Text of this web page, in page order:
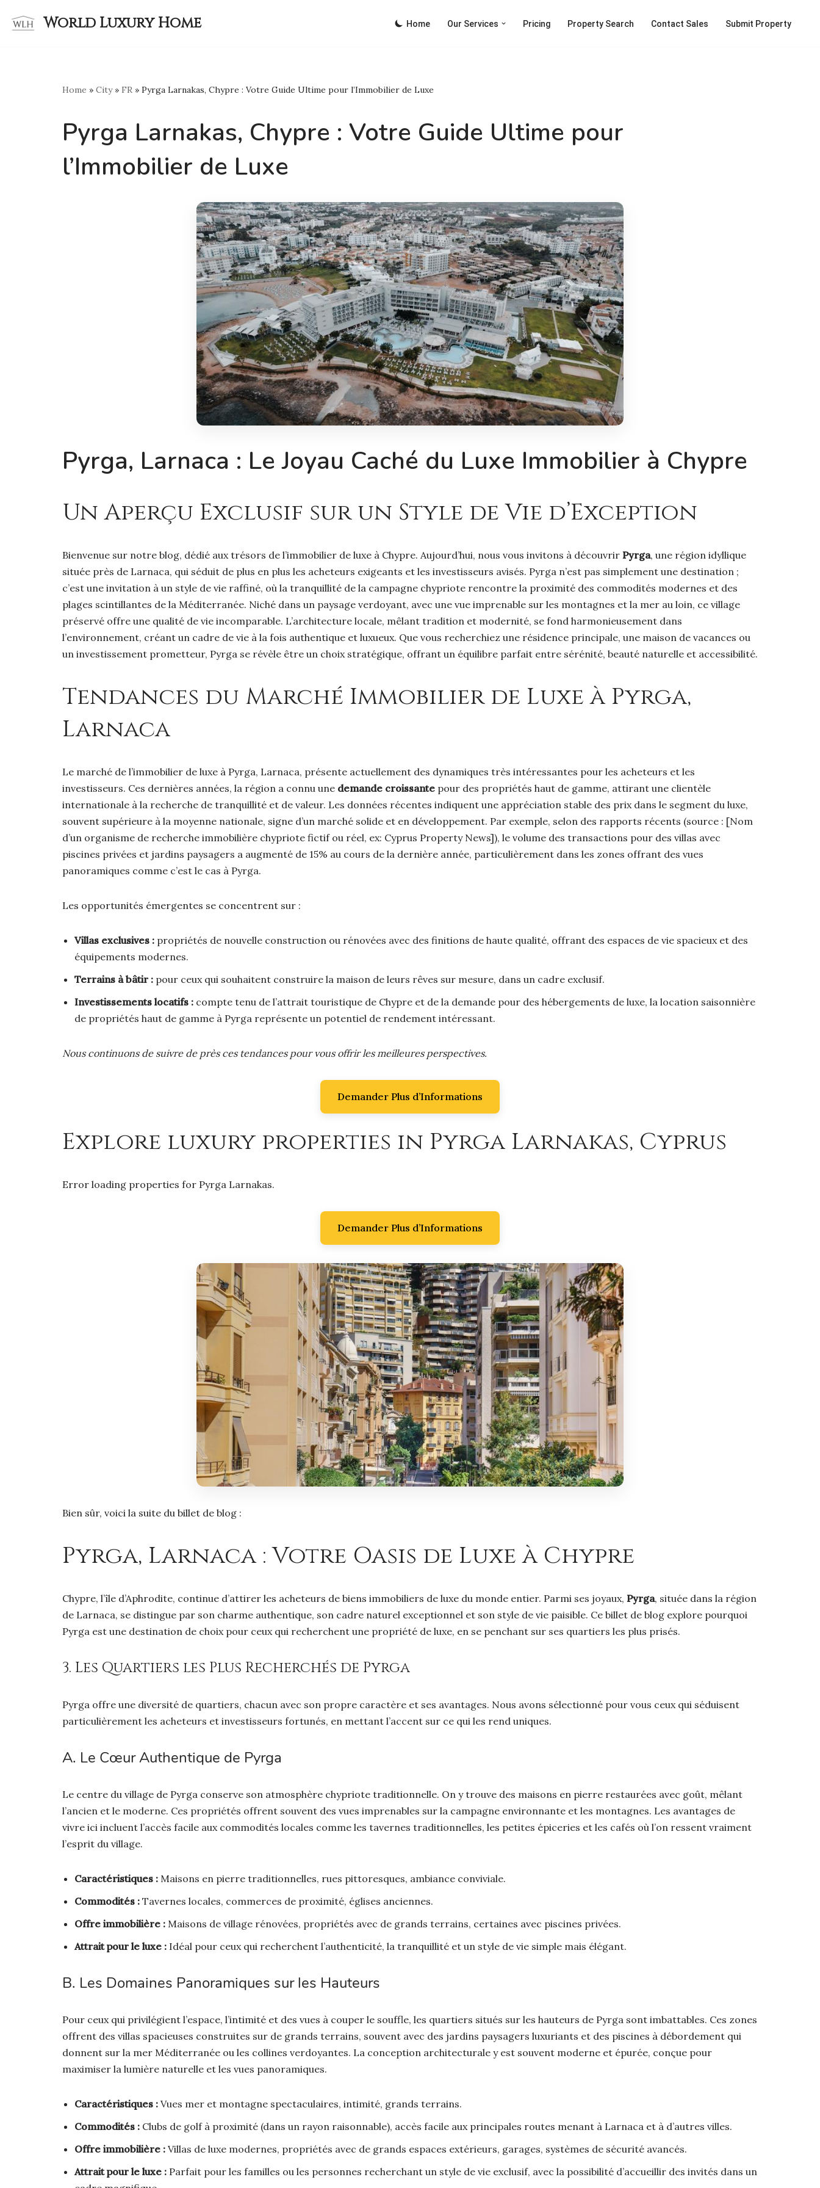
Skip
World Luxury Home Home Our Services Pricing Property Search Contact Sales Submit Property
Home » City» FR » Pyrga Larnakas, Chypre : Votre Guide Ultime pour l’Immobilier de Luxe
Pyrga Larnakas, Chypre : Votre Guide Ultime pour
l’Immobilier de Luxe
Pyrga, Larnaca : Le Joyau Caché du Luxe Immobilier à Chypre
Un Aperçu Exclusif sur un Style de Vie d’Exception
Bienvenue sur notre blog, dédié aux trésors de l’immobilier de luxe à Chypre. Aujourd’hui, nous vous invitons à découvrir Pyrga, une région idyllique
située près de Larnaca, qui séduit de plus en plus les acheteurs exigeants et les investisseurs avisés. Pyrga n’est pas simplement une destination ;
c’est une invitation à un style de vie raffiné, où la tranquillité de la campagne chypriote rencontre la proximité des commodités modernes et des
plages scintillantes de la Méditerranée. Niché dans un paysage verdoyant, avec une vue imprenable sur les montagnes et la mer au loin, ce village
préservé offre une qualité de vie incomparable. L’architecture locale, mêlant tradition et modernité, se fond harmonieusement dans
l’environnement, créant un cadre de vie à la fois authentique et luxueux. Que vous recherchiez une résidence principale, une maison de vacances ou
un investissement prometteur, Pyrga se révèle être un choix stratégique, offrant un équilibre parfait entre sérénité, beauté naturelle et accessibilité.
Tendances du Marché Immobilier de Luxe à Pyrga,
Larnaca
Le marché de l’immobilier de luxe à Pyrga, Larnaca, présente actuellement des dynamiques très intéressantes pour les acheteurs et les
investisseurs. Ces dernières années, la région a connu une demande croissante pour des propriétés haut de gamme, attirant une clientèle
internationale à la recherche de tranquillité et de valeur. Les données récentes indiquent une appréciation stable des prix dans le segment du luxe,
souvent supérieure à la moyenne nationale, signe d’un marché solide et en développement. Par exemple, selon des rapports récents (source : [Nom
d’un organisme de recherche immobilière chypriote fictif ou réel, ex: Cyprus Property News]), le volume des transactions pour des villas avec
piscines privées et jardins paysagers a augmenté de 15% au cours de la dernière année, particulièrement dans les zones offrant des vues
panoramiques comme c’est le cas à Pyrga.
Les opportunités émergentes se concentrent sur :
Villas exclusives : propriétés de nouvelle construction ou rénovées avec des finitions de haute qualité, offrant des espaces de vie spacieux et des
équipements modernes.
Terrains à bâtir : pour ceux qui souhaitent construire la maison de leurs rêves sur mesure, dans un cadre exclusif.
Investissements locatifs : compte tenu de l’attrait touristique de Chypre et de la demande pour des hébergements de luxe, la location saisonnière
de propriétés haut de gamme à Pyrga représente un potentiel de rendement intéressant.
Nous continuons de suivre de près ces tendances pour vous offrir les meilleures perspectives.
Demander Plus d’Informations
Explore luxury properties in Pyrga Larnakas, Cyprus
Error loading properties for Pyrga Larnakas.
Demander Plus d’Informations
Bien sûr, voici la suite du billet de blog :
Pyrga, Larnaca : Votre Oasis de Luxe à Chypre
Chypre, l’île d’Aphrodite, continue d’attirer les acheteurs de biens immobiliers de luxe du monde entier. Parmi ses joyaux, Pyrga, située dans la région
de Larnaca, se distingue par son charme authentique, son cadre naturel exceptionnel et son style de vie paisible. Ce billet de blog explore pourquoi
Pyrga est une destination de choix pour ceux qui recherchent une propriété de luxe, en se penchant sur ses quartiers les plus prisés.
3. Les Quartiers les Plus Recherchés de Pyrga
Pyrga offre une diversité de quartiers, chacun avec son propre caractère et ses avantages. Nous avons sélectionné pour vous ceux qui séduisent
particulièrement les acheteurs et investisseurs fortunés, en mettant l’accent sur ce qui les rend uniques.
A. Le Cœur Authentique de Pyrga
Le centre du village de Pyrga conserve son atmosphère chypriote traditionnelle. On y trouve des maisons en pierre restaurées avec goût, mêlant
l’ancien et le moderne. Ces propriétés offrent souvent des vues imprenables sur la campagne environnante et les montagnes. Les avantages de
vivre ici incluent l’accès facile aux commodités locales comme les tavernes traditionnelles, les petites épiceries et les cafés où l’on ressent vraiment
l’esprit du village.
Caractéristiques : Maisons en pierre traditionnelles, rues pittoresques, ambiance conviviale.
Commodités : Tavernes locales, commerces de proximité, églises anciennes.
Offre immobilière : Maisons de village rénovées, propriétés avec de grands terrains, certaines avec piscines privées.
Attrait pour le luxe : Idéal pour ceux qui recherchent l’authenticité, la tranquillité et un style de vie simple mais élégant.
B. Les Domaines Panoramiques sur les Hauteurs
Pour ceux qui privilégient l’espace, l’intimité et des vues à couper le souffle, les quartiers situés sur les hauteurs de Pyrga sont imbattables. Ces zones
offrent des villas spacieuses construites sur de grands terrains, souvent avec des jardins paysagers luxuriants et des piscines à débordement qui
donnent sur la mer Méditerranée ou les collines verdoyantes. La conception architecturale y est souvent moderne et épurée, conçue pour
maximiser la lumière naturelle et les vues panoramiques.
Caractéristiques : Vues mer et montagne spectaculaires, intimité, grands terrains.
Commodités : Clubs de golf à proximité (dans un rayon raisonnable), accès facile aux principales routes menant à Larnaca et à d’autres villes.
Offre immobilière : Villas de luxe modernes, propriétés avec de grands espaces extérieurs, garages, systèmes de sécurité avancés.
Attrait pour le luxe : Parfait pour les familles ou les personnes recherchant un style de vie exclusif, avec la possibilité d’accueillir des invités dans un